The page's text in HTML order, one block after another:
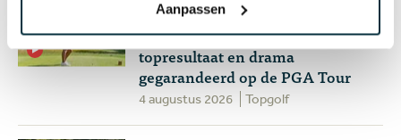
Aanpassen
Wie speelt waar? Week 32 - Anne
van Dam op zoek naar eerste
topresultaat en drama
gegarandeerd op de PGA Tour
4 augustus 2026 Topgolf